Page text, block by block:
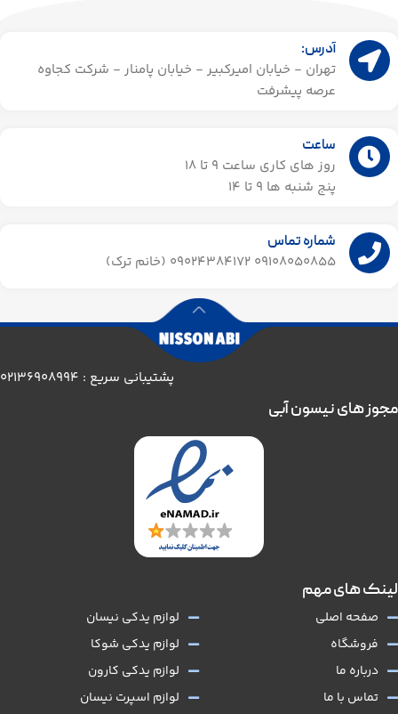
آدرس:
تهران - خیابان امیرکبیر - خیابان پامنار - شرکت کجاوه
عرصه پیشرفت
ساعت
روز های کاری ساعت ۹ تا 18
پنج شنبه ها 9 تا 14​
شماره تماس
09108050855 09024384172 (خانم ترک)
پشتیبانی سریع : 02136908994
لینک های مهم
صفحه اصلی
فروشگاه
درباره ما
تماس با ما
لوازم یدکی نیسان
لوازم یدکی شوکا
لوازم یدکی کارون
لوازم اسپرت نیسان
مجوز های نیسون آبی